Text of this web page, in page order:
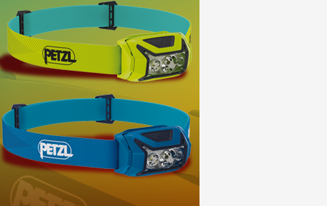
un bateau qui coupe la ligne en avance encourt une
de la flotte.
de la régate, le comité de course annonce aussi à
Le pavillon orange indique que la ligne est mouillée. Une